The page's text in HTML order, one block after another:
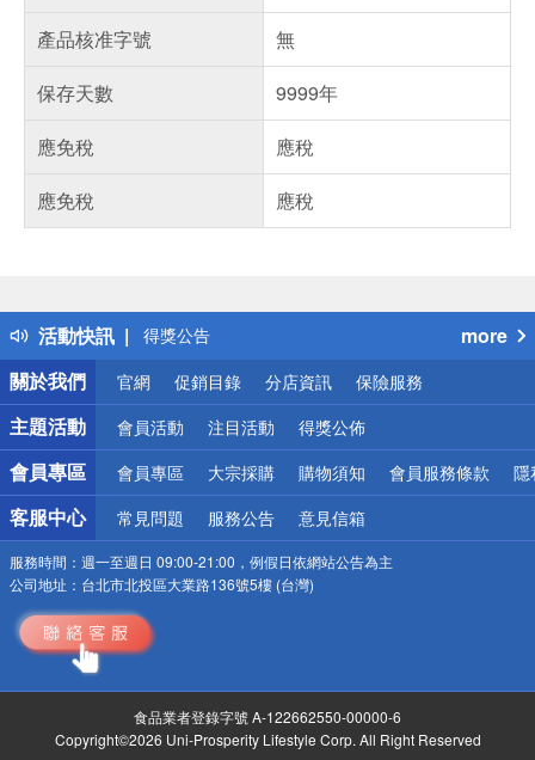
產品核准字號
無
保存天數
9999年
應免稅
應稅
應免稅
應稅
活動快訊
得獎公告
熱門話題
銀行優惠
偏遠地區配送
詐騙網頁！請小心！
more
關於我們
官網 促銷目錄 分店資訊 保險服務
主題活動 會員活動 注目活動 得獎公佈
會員專區 會員專區 大宗採購 購物須知 會員服務條款 隱
客服中心 常見問題 服務公告 意見信箱
服務時間： 週一至週日 09:00-21:00，例假日依網站公告為主
公司地址： 台北市北投區大業路136號5樓 (台灣)
食品業者登錄字號 A-122662550-00000-6
Copyright©2026 Uni-Prosperity Lifestyle Corp. All Right Reserved